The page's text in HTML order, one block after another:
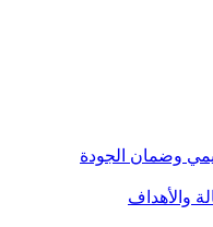
وضمان الجودة
والأهداف